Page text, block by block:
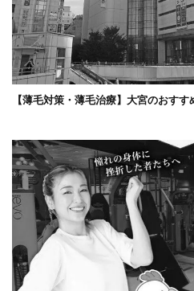
【薄毛対策・薄毛治療】大宮のおす